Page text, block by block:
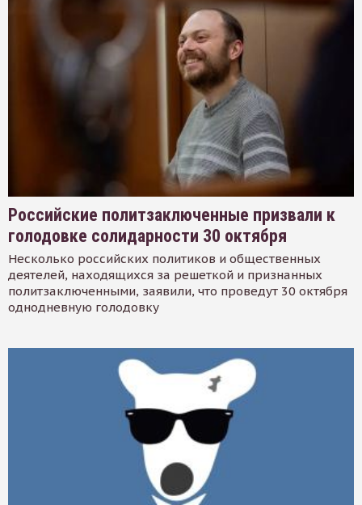
Российские политзаключенные призвали к
голодовке солидарности 30 октября
Несколько российских политиков и общественных
деятелей, находящихся за решеткой и признанных
политзаключенными, заявили, что проведут 30 октября
однодневную голодовку